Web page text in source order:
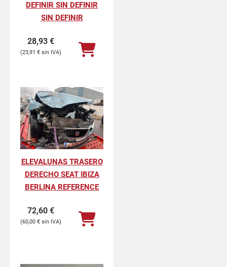
DEFINIR SIN DEFINIR
SIN DEFINIR
28,93 €
23,91 €
ELEVALUNAS TRASERO
DERECHO SEAT IBIZA
BERLINA REFERENCE
72,60 €
60,00 €